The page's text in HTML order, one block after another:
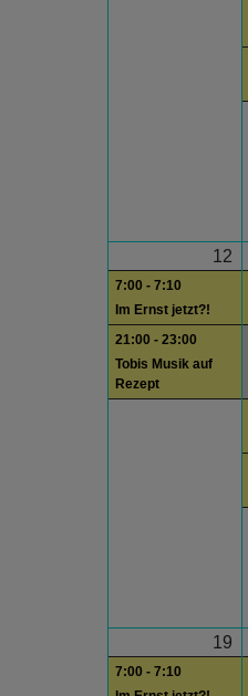
12
7:00 - 7:10
Im Ernst jetzt?!
21:00 - 23:00
Tobis Musik auf
Rezept
19
7:00 - 7:10